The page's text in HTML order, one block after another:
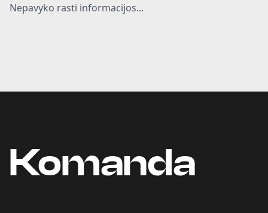
Nepavyko rasti informacijos...
Komanda